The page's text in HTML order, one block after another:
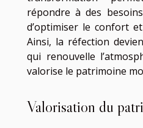
répondre à des
d’optimiser le confort
Ainsi, la réfection
qui renouvelle
valorise le patrimoine
Valorisation du